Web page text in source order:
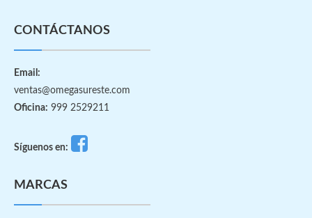
CONTÁCTANOS
Email:
ventas@omegasureste.com
Oficina: 999 2529211
Síguenos en:
MARCAS